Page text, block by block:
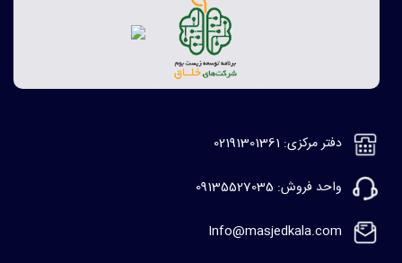
دفتر مرکزی: 02191301361
واحد فروش: 09135527035
Info@masjedkala.com